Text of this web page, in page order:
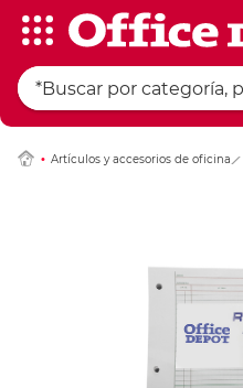
Artículos y accesorios de oficina